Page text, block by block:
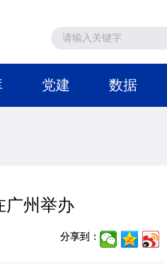
党建 数据
广州举办
分享到：